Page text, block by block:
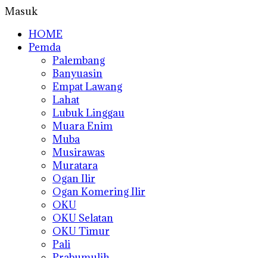
Masuk
HOME
Pemda
Palembang
Banyuasin
Empat Lawang
Lahat
Lubuk Linggau
Muara Enim
Muba
Musirawas
Muratara
Ogan Ilir
Ogan Komering Ilir
OKU
OKU Selatan
OKU Timur
Pali